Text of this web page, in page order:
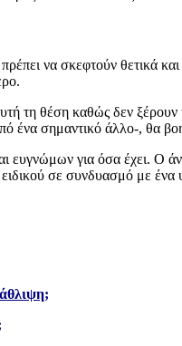
να σκεφτούν θετικά
τη θέση καθώς δεν
σημαντικό άλλο-, θα
ευγνώμων για όσα έχει. Ο
σε συνδυασμό με